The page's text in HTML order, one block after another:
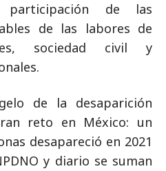
de las
de las labores de
sociedad civil y
de la desaparición
reto en México: un
desapareció en 2021
y diario se suman